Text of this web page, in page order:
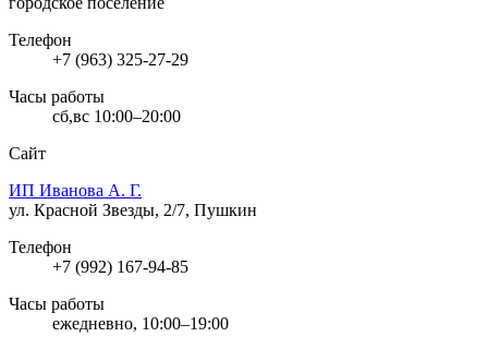
Телефон
+7 (963) 325-27-29
Часы работы
сб,вс 10:00–20:00
Сайт
ИП Иванова А. Г.
ул. Красной Звезды, 2/7, Пушкин
Телефон
+7 (992) 167-94-85
Часы работы
ежедневно, 10:00–19:00